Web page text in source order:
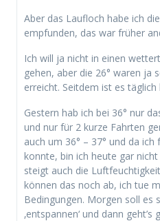
Aber das Laufloch habe ich
empfunden, das war früher
Ich will ja nicht in einen
gehen, aber die 26° waren ja
erreicht. Seitdem ist es
Gestern hab ich bei 36° nur
und nur für 2 kurze Fahrten
auch um 36° – 37° und da
konnte, bin ich heute gar
steigt auch die
können das noch ab, ich tue
Bedingungen. Morgen soll es
‚entspannen‘ und dann